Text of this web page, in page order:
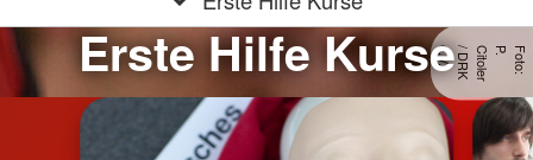
F
o
t
o
:
P
.
C
it
o
le
r
/
D
R
K
e
.
V
.
Erste Hilfe Kurse